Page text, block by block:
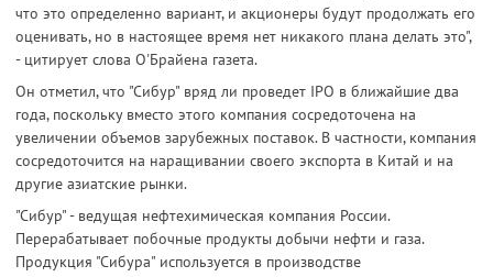
что это определенно вариант, и акционеры будут продолжать его
оценивать, но в настоящее время нет никакого плана делать это",
- цитирует слова О'Брайена газета.
Он отметил, что "Сибур" вряд ли проведет IPO в ближайшие два
года, поскольку вместо этого компания сосредоточена на
увеличении объемов зарубежных поставок. В частности, компания
сосредоточится на наращивании своего экспорта в Китай и на
другие азиатские рынки.
"Сибур" - ведущая нефтехимическая компания России.
Перерабатывает побочные продукты добычи нефти и газа.
Продукция "Сибура" используется в производстве